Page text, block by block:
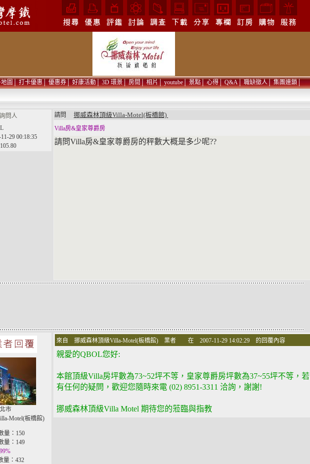
地圖│打卡優惠│優惠券│好康活動│3D 環景│房間│相片│youtube│景點│心得│Q&A│職缺徵人│集團連鎖│
問人
29 00:18:35
請問 挪威森林頂級Villa-Motel(板橋館)
Villa房&皇家尊爵房
請問Villa房&皇家尊爵房的秤數大概是多少呢??
市
Motel(板橋館)
量：150
量：149
量：432
來自 挪威森林頂級Villa-Motel(板橋館) 業者 在 2007-11-29 14:02:29 的回覆內容
親愛的QBOL您好:
本館頂級Villa房坪數為73~52坪不等，皇家尊爵房坪數為37~55坪不等，若
有任何的疑問，歡迎您隨時來電 (02) 8951-3311 洽詢，謝謝!
挪威森林頂級Villa Motel 期待您的蒞臨與指教